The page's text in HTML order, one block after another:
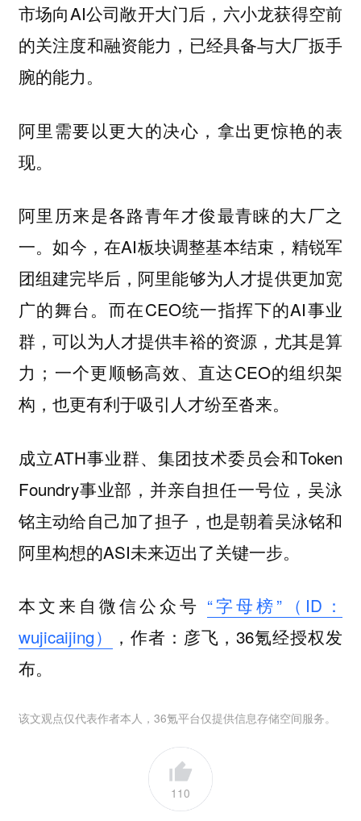
市场向AI公司敞开大门后，六小龙获得空前
的关注度和融资能力，已经具备与大厂扳手
腕的能力。
阿里需要以更大的决心，拿出更惊艳的表
现。
阿里历来是各路青年才俊最青睐的大厂之
一。如今，在AI板块调整基本结束，精锐军
团组建完毕后，阿里能够为人才提供更加宽
广的舞台。而在CEO统一指挥下的AI事业
群，可以为人才提供丰裕的资源，尤其是算
力；一个更顺畅高效、直达CEO的组织架
构，也更有利于吸引人才纷至沓来。
成立ATH事业群、集团技术委员会和Token
Foundry事业部，并亲自担任一号位，吴泳
铭主动给自己加了担子，也是朝着吴泳铭和
阿里构想的ASI未来迈出了关键一步。
本文来自微信公众号 “字母榜”（ID：
wujicaijing）
，作者：彦飞，36氪经授权发
布。
该文观点仅代表作者本人，36氪平台仅提供信息存储空间服务。
110